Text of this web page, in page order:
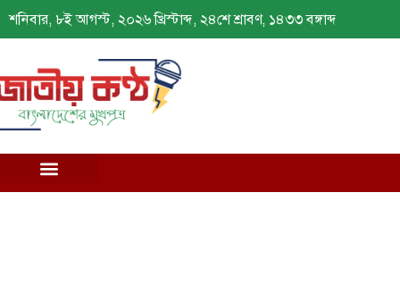
শনিবার, ৮ই আগস্ট, ২০২৬ খ্রিস্টাব্দ, ২৪শে শ্রাবণ, ১৪৩৩ বঙ্গাব্দ